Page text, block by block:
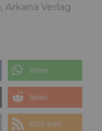
Arkana Verlag
teilen
teilen
RSS-feed